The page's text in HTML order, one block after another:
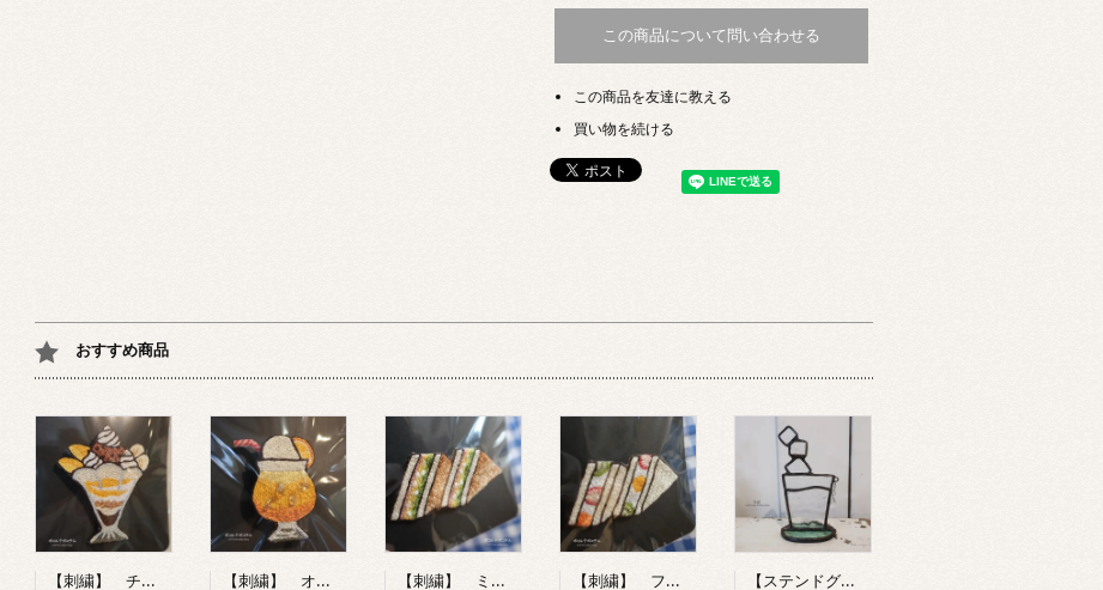
この商品について問い合わせる
この商品を友達に教える
買い物を続ける
おすすめ商品
【刺繍】 チョコレートパフェ 【ポコルテポコチル】 【刺繍】 オレンジフロート 【ポコルテポコチル】 【刺繍】 ミックスサンド 【ポコルテポコチル】 【刺繍】 フルーツサンド 【ポコルテポコチル】 【ステンドグラス】 お冷 【kai】